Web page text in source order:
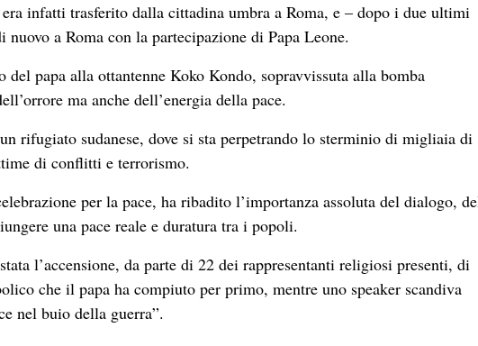
infatti trasferito dalla cittadina umbra a Roma, e – dopo i due ultimi
a Roma con la partecipazione di Papa Leone.
papa alla ottantenne Koko Kondo, sopravvissuta alla bomba
ma anche dell’energia della pace.
rifugiato sudanese, dove si sta perpetrando lo sterminio di migliaia di
di conflitti e terrorismo.
per la pace, ha ribadito l’importanza assoluta del dialogo,
una pace reale e duratura tra i popoli.
l’accensione, da parte di 22 dei rappresentanti religiosi presenti, di
che il papa ha compiuto per primo, mentre uno speaker scandiva
nel buio della guerra”.